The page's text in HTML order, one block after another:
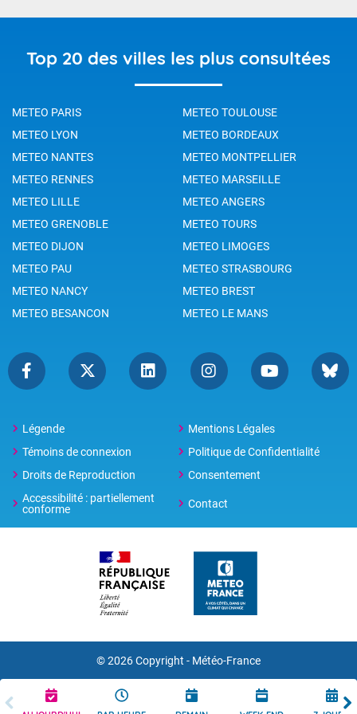
Top 20 des villes les plus consultées
METEO PARIS
METEO TOULOUSE
METEO LYON
METEO BORDEAUX
METEO NANTES
METEO MONTPELLIER
METEO RENNES
METEO MARSEILLE
METEO LILLE
METEO ANGERS
METEO GRENOBLE
METEO TOURS
METEO DIJON
METEO LIMOGES
METEO PAU
METEO STRASBOURG
METEO NANCY
METEO BREST
METEO BESANCON
METEO LE MANS
Légende
Mentions Légales
Témoins de connexion
Politique de Confidentialité
Droits de Reproduction
Consentement
Accessibilité : partiellement
conforme
Contact
© 2026 Copyright - Météo-France